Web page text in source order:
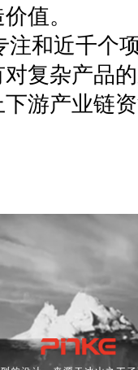
值。
注和近千个
复杂产品
游产业链